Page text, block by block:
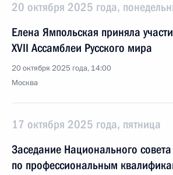
20 октября 2025 года,
Елена Ямпольская приняла
XVII Ассамблеи Русского мира
20 октября 2025 года, 14:00
Москва
17 октября 2025 года, пятница
Заседание Национального совета
по профессиональным